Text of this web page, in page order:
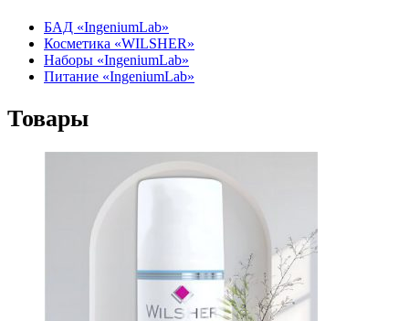
БАД «IngeniumLab»
Косметика «WILSHER»
Наборы «IngeniumLab»
Питание «IngeniumLab»
Товары